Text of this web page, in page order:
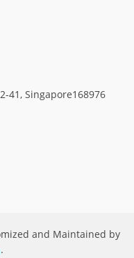
41, Singapore168976
and Maintained by
.